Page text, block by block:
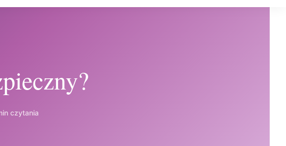
czytania